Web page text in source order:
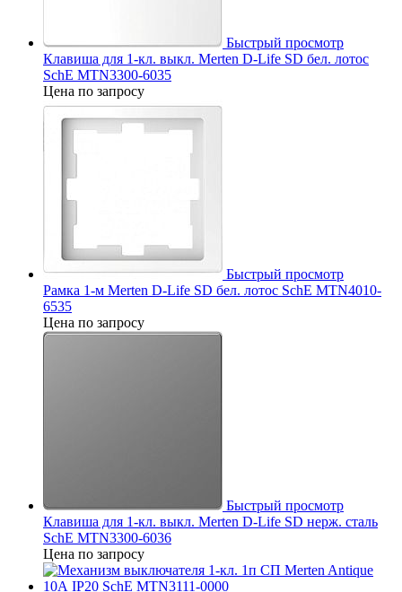
Быстрый просмотр
Клавиша для 1-кл. выкл. Merten D-Life SD бел. лотос
SchE MTN3300-6035
Цена по запросу
Быстрый просмотр
Рамка 1-м Merten D-Life SD бел. лотос SchE MTN4010-
6535
Цена по запросу
Быстрый просмотр
Клавиша для 1-кл. выкл. Merten D-Life SD нерж. сталь
SchE MTN3300-6036
Цена по запросу